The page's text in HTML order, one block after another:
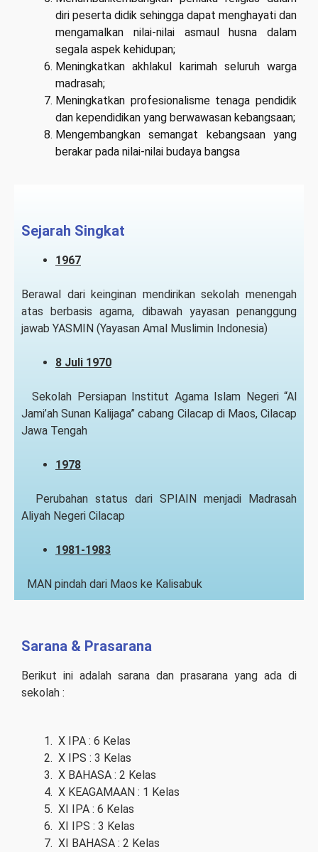
diri peserta didik sehingga dapat menghayati dan
mengamalkan nilai-nilai asmaul husna dalam
segala aspek kehidupan;
Meningkatkan akhlakul karimah seluruh warga
madrasah;
Meningkatkan profesionalisme tenaga pendidik
dan kependidikan yang berwawasan kebangsaan;
Mengembangkan semangat kebangsaan yang
berakar pada nilai-nilai budaya bangsa
Sejarah Singkat
1967
Berawal dari keinginan mendirikan sekolah menengah
atas berbasis agama, dibawah yayasan penanggung
jawab YASMIN (Yayasan Amal Muslimin Indonesia)
8 Juli 1970
Sekolah Persiapan Institut Agama Islam Negeri “Al
Jami’ah Sunan Kalijaga” cabang Cilacap di Maos, Cilacap
Jawa Tengah
1978
Perubahan status dari SPIAIN menjadi Madrasah
Aliyah Negeri Cilacap
1981-1983
MAN pindah dari Maos ke Kalisabuk
Sarana & Prasarana
Berikut ini adalah sarana dan prasarana yang ada di
sekolah :
X IPA : 6 Kelas
X IPS : 3 Kelas
X BAHASA : 2 Kelas
X KEAGAMAAN : 1 Kelas
XI IPA : 6 Kelas
XI IPS : 3 Kelas
XI BAHASA : 2 Kelas